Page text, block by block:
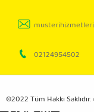
02124954502
©2022 Tüm Hakkı Saklıdır.